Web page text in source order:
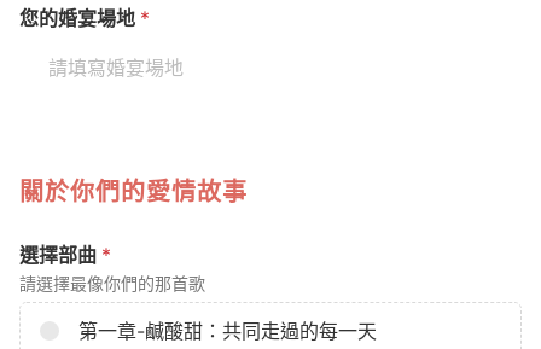
您的婚宴場地 *
關於你們的愛情故事
選擇部曲 *
請選擇最像你們的那首歌
第一章-鹹酸甜：共同走過的每一天